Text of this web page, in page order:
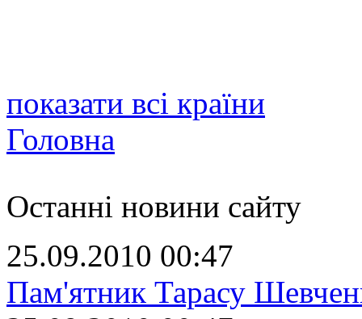
показати всі країни
Головна
Останні новини сайту
25.09.2010 00:47
Пам'ятник Тарасу